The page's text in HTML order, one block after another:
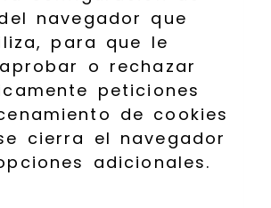
navegador que
para que le
o rechazar
peticiones
de cookies
cierra el navegador
adicionales.